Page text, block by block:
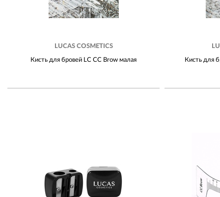
LUCAS COSMETICS
Кисть для бровей LC CC Brow малая Кисть для